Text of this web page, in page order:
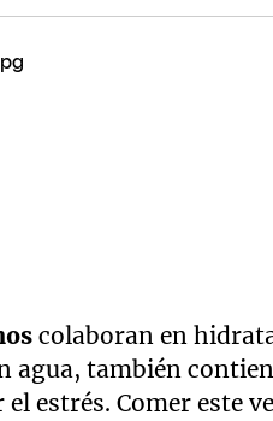
colaboran en
agua, también
estrés. Comer este